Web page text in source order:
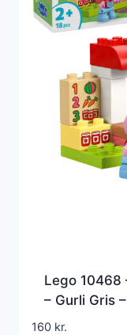
Lego 10468
– Gurli Gris
160 kr.